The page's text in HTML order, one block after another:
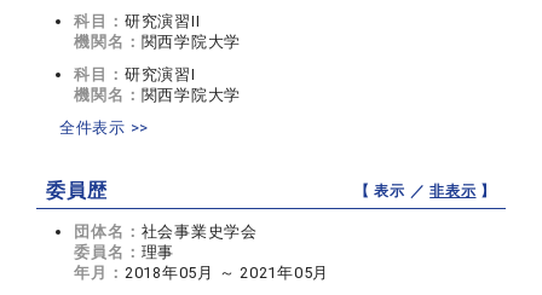
科目： 研究演習II
機関名： 関西学院大学
科目： 研究演習I
機関名： 関西学院大学
全件表示 >>
委員歴 【 表示 ／非表示 】
団体名： 社会事業史学会
委員名： 理事
年月： 2018年05月 ～ 2021年05月